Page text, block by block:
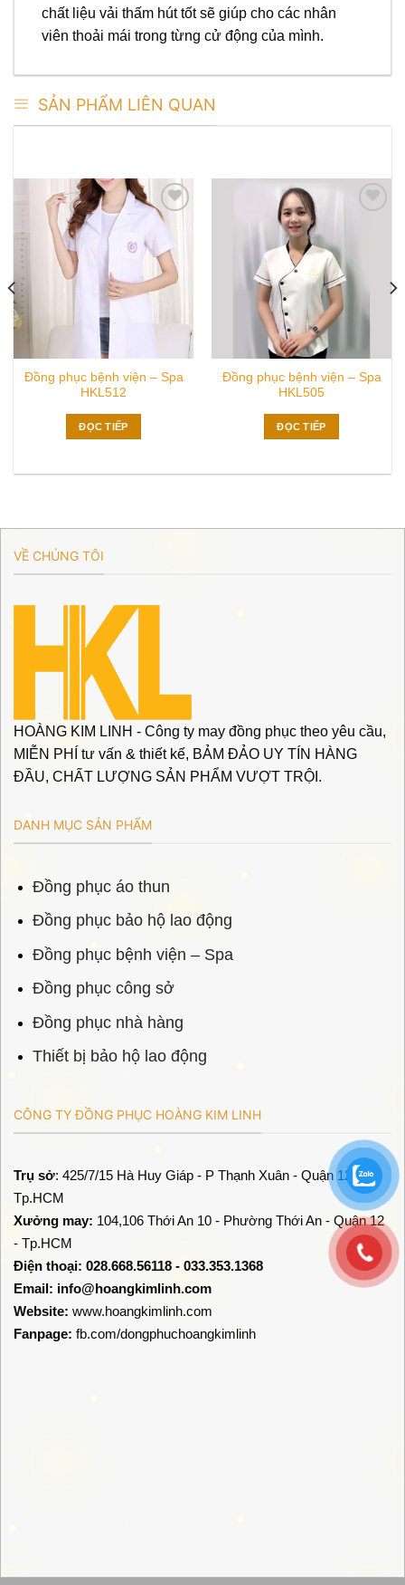
chất liệu vải thấm hút tốt sẽ giúp cho các nhân
viên thoải mái trong từng cử động của mình.
SẢN PHẨM LIÊN QUAN
Add to
Đồng phục bệnh viện – Spa
HKL512
ĐỌC TIẾP
Đồng phục bệnh viện – Spa
HKL505
ĐỌC TIẾP
VỀ CHÚNG TÔI
HOÀNG KIM LINH - Công ty may đồng phục theo yêu cầu,
MIỄN PHÍ tư vấn & thiết kế, BẢM ĐẢO UY TÍN HÀNG
ĐẦU, CHẤT LƯỢNG SẢN PHẨM VƯỢT TRỘI.
DANH MỤC SẢN PHẨM
Đồng phục áo thun
Đồng phục bảo hộ lao động
Đồng phục bệnh viện – Spa
Đồng phục công sở
Đồng phục nhà hàng
Thiết bị bảo hộ lao động
CÔNG TY ĐỒNG PHỤC HOÀNG KIM LINH
Trụ sở: 425/7/15 Hà Huy Giáp - P Thạnh Xuân - Quận 12 -
Tp.HCM
Xưởng may: 104,106 Thới An 10 - Phường Thới An - Quận 12
- Tp.HCM
Điện thoại: 028.668.56118 - 033.353.1368
Email: info@hoangkimlinh.com
Website: www.hoangkimlinh.com
Fanpage: fb.com/dongphuchoangkimlinh